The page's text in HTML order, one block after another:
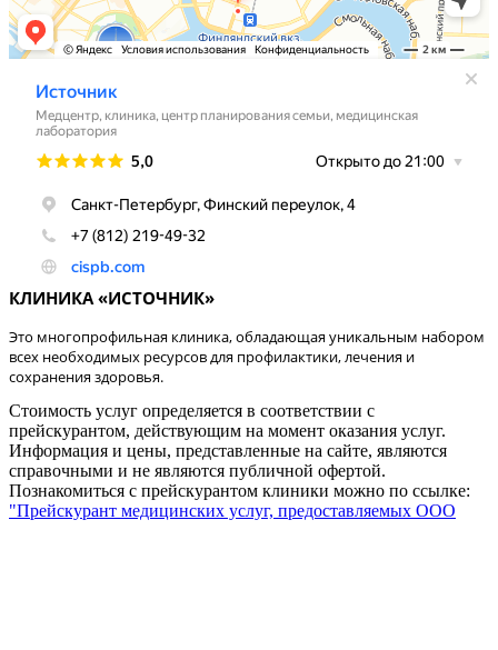
КЛИНИКА «ИСТОЧНИК»
Это многопрофильная клиника, обладающая уникальным набором
всех необходимых ресурсов для профилактики, лечения и
сохранения здоровья.
Стоимость услуг определяется в соответствии с
прейскурантом, действующим на момент оказания услуг.
Информация и цены, представленные на сайте, являются
справочными и не являются публичной офертой.
Познакомиться с прейскурантом клиники можно по ссылке:
"Прейскурант медицинских услуг, предоставляемых ООО